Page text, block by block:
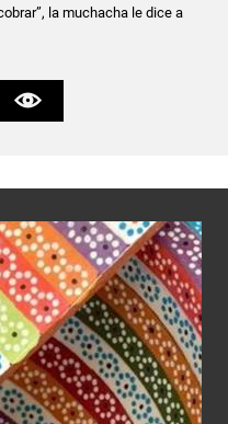
la muchacha le dice a